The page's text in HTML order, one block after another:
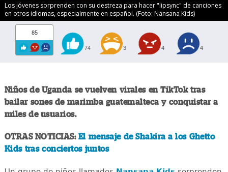
Los jóvenes sorprenden con su destreza para hacer "lipsync" de canciones
en otros idiomas, especialmente en español. (Foto: Nansana Kids)
85
74 3 4 4
Niños de Uganda se vuelven virales en TikTok tras
bailar sones de marimba guatemalteca y conquistar a
miles de usuarios.
OTRAS NOTICIAS: El mensaje de Shakira a los Ghetto
Kids tras conciertos juntos